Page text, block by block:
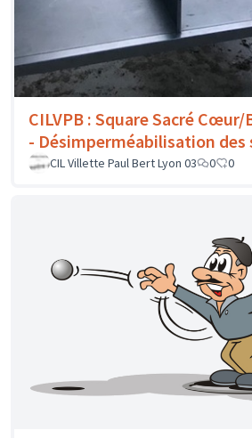
CILVPB : Square Sacré Cœur/
- Désimperméabilisation des
CIL Villette Paul Bert Lyon 03
0 0